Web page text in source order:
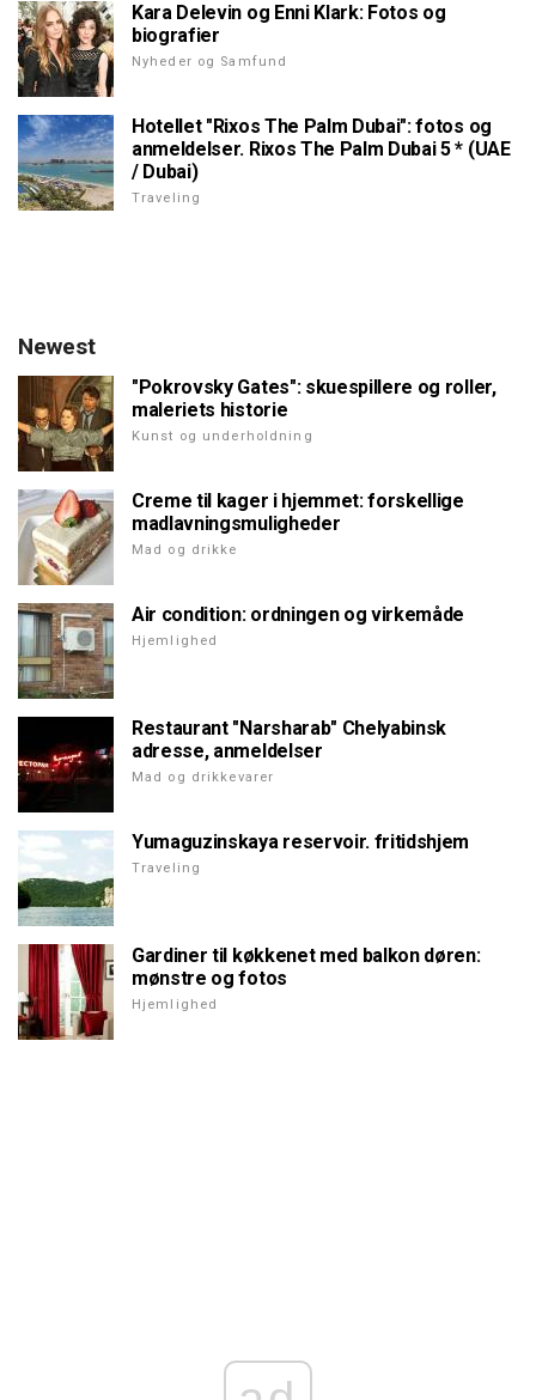
Kara Delevin og Enni Klark: Fotos og
biografier
Nyheder og Samfund
Hotellet "Rixos The Palm Dubai": fotos og
anmeldelser. Rixos The Palm Dubai 5 * (UAE
/ Dubai)
Traveling
Newest
"Pokrovsky Gates": skuespillere og roller,
maleriets historie
Kunst og underholdning
Creme til kager i hjemmet: forskellige
madlavningsmuligheder
Mad og drikke
Air condition: ordningen og virkemåde
Hjemlighed
Restaurant "Narsharab" Chelyabinsk
adresse, anmeldelser
Mad og drikkevarer
Yumaguzinskaya reservoir. fritidshjem
Traveling
Gardiner til køkkenet med balkon døren:
mønstre og fotos
Hjemlighed